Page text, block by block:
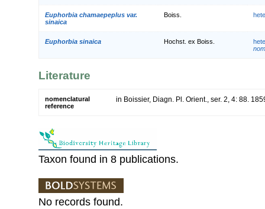
Euphorbia chamaepeplus var.
sinaica
Boiss.
Euphorbia sinaica Hochst. ex Boiss.
Literature
nomenclatural
reference
in Boissier, Diagn. Pl. Orient., ser. 2, 4: 88.
Taxon found in 8 publications.
No records found.